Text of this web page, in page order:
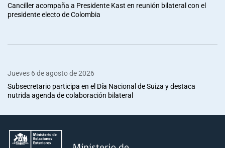
Canciller acompaña a Presidente Kast en reunión bilateral con el
presidente electo de Colombia
Jueves 6 de agosto de 2026
Subsecretario participa en el Día Nacional de Suiza y destaca
nutrida agenda de colaboración bilateral